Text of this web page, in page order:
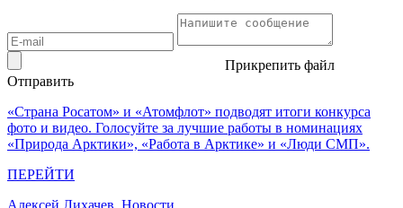
Прикрепить файл
Отправить
«Страна Росатом» и «Атомфлот» подводят итоги конкурса
фото и видео. Голосуйте за лучшие работы в номинациях
«Природа Арктики», «Работа в Арктике» и «Люди СМП».
ПЕРЕЙТИ